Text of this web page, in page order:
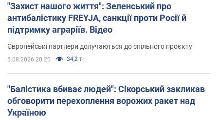
"Захист нашого життя": Зеленський про
антибалістику FREYJA, санкції проти Росії й
підтримку аграріїв. Відео
Європейські партнери долучаються до спільного проєкту
6.08.2026 20:20 34,2 т.
"Балістика вбиває людей": Сікорський закликав
обговорити перехоплення ворожих ракет над
Україною